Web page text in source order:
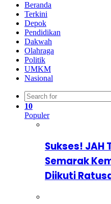
Beranda
Terkini
Depok
Pendidikan
Dakwah
Olahraga
Politik
UMKM
Nasional
10
Populer
Sukses! JAH
Semarak
Diikuti